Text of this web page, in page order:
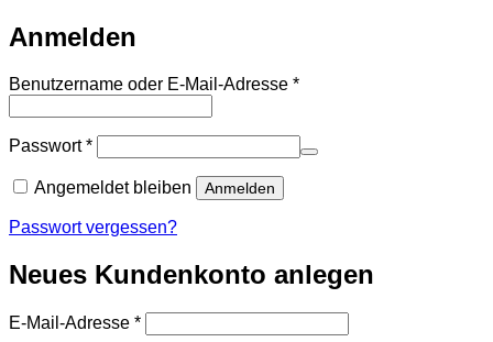
Anmelden
Benutzername oder E-Mail-Adresse *Erforderlich
Passwort*Erforderlich
Angemeldet bleiben Anmelden
Passwort vergessen?
Neues Kundenkonto anlegen
E-Mail-Adresse *Erforderlich